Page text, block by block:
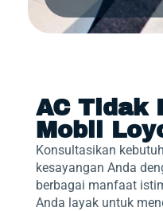
AC Tidak
Mobil
Konsultasikan
kesayangan Anda
berbagai manfaat
Anda layak untuk